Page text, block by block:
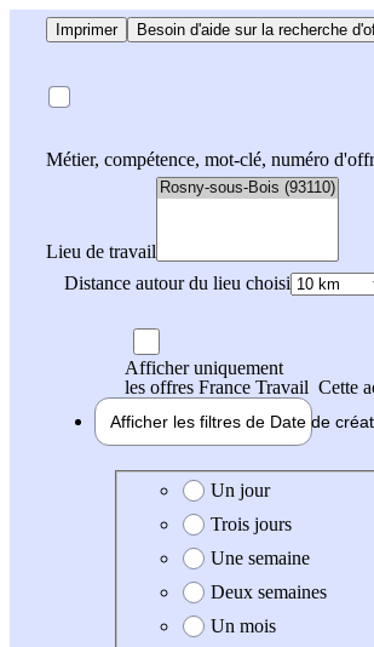
Imprimer Besoin d'aide sur la recherche
Métier, compétence, mot-clé, numéro
Lieu de travail
Distance autour du lieu choisi
Afficher uniquement
les offres France Travail Cette
Afficher les filtres de Date de
Date de création de l'offre
Un jour
Trois jours
Une semaine
Deux semaines
Un mois